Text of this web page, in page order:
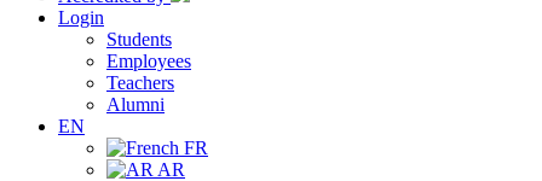
Login
Students
Employees
Teachers
Alumni
EN
FR
AR